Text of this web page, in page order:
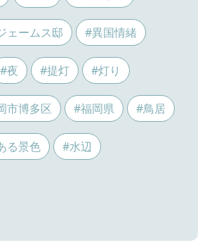
ェームス邸 #異国情緒
#夜 #提灯 #灯り
市博多区 #福岡県 #鳥居
る景色 #水辺